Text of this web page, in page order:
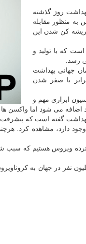
روز گذشته
به منظور مقابله
کن شدن این
است که با تولید و
رسد.
جهانی بهداشت
با صفر شدن
ابزاری مهم و
اضافه می شود اما
گفته است که
دارد، مشاهده کرد.
ویروس هستیم که